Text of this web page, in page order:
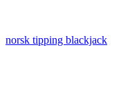
norsk tipping blackjack